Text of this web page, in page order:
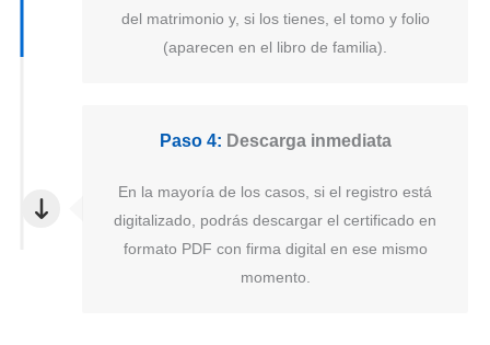
del matrimonio y, si los tienes, el tomo y folio
(aparecen en el libro de familia).
Paso 4: Descarga inmediata
En la mayoría de los casos, si el registro está
digitalizado, podrás descargar el certificado en
formato PDF con firma digital en ese mismo
momento.